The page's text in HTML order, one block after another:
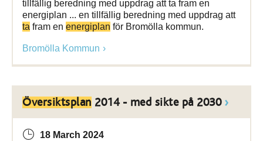
tillfällig beredning med uppdrag att ta fram en
energiplan ... en tillfällig beredning med uppdrag att
ta fram en energiplan för Bromölla kommun.
Bromölla Kommun
Översiktsplan 2014 - med sikte på 2030
18 March 2024